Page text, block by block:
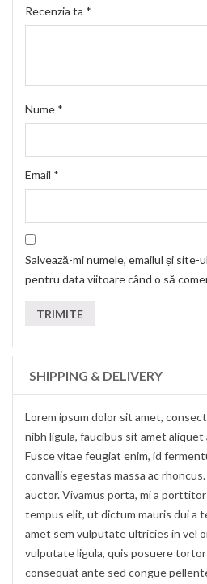
Recenzia ta *
Nume *
Email *
Salvează-mi numele, emailul și
pentru data viitoare când o să
SHIPPING & DELIVERY
Lorem ipsum dolor sit amet,
nibh ligula, faucibus sit amet aliquet
Fusce vitae feugiat enim, id
convallis egestas massa ac
auctor. Vivamus porta, mi a
tempus elit, ut dictum mauris dui a
amet sem vulputate ultricies in vel
vulputate ligula, quis posuere
consequat ante sed congue